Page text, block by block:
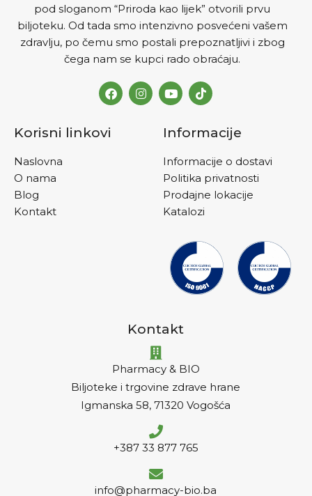
pod sloganom “Priroda kao lijek” otvorili prvu
biljoteku. Od tada smo intenzivno posvećeni vašem
zdravlju, po čemu smo postali prepoznatljivi i zbog
čega nam se kupci rado obraćaju.
Korisni linkovi
Naslovna
O nama
Blog
Kontakt
Informacije
Informacije o dostavi
Politika privatnosti
Prodajne lokacije
Katalozi
Kontakt
Pharmacy & BIO
Biljoteke i trgovine zdrave hrane
Igmanska 58, 71320 Vogošća
+387 33 877 765
info@pharmacy-bio.ba